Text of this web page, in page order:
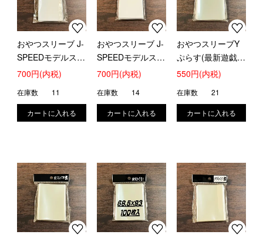
おやつスリーブ J-
SPEEDモデルスリ
ーブ1
700円(内税)
在庫数 11
おやつスリーブ J-
SPEEDモデルスリ
ーブ2(肉厚)
700円(内税)
在庫数 14
おやつスリーブY
ぷらす(最新遊戯王
公式スリーブの上
る生地使用)
550円(内税)
在庫数 21